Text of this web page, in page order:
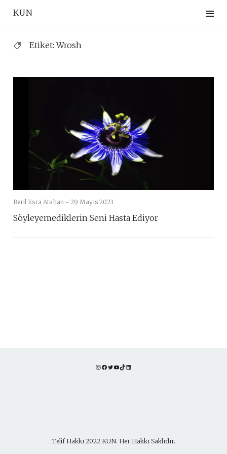
KUN
Etiket:Wrosh
Beril Esra Atahan - 29 Mayıs 2023
Söyleyemediklerin Seni Hasta Ediyor
Instagram
Facebook
TwitterYouTube
TikTok
Telif Hakkı 2022 KUN. Her Hakkı Saklıdır.